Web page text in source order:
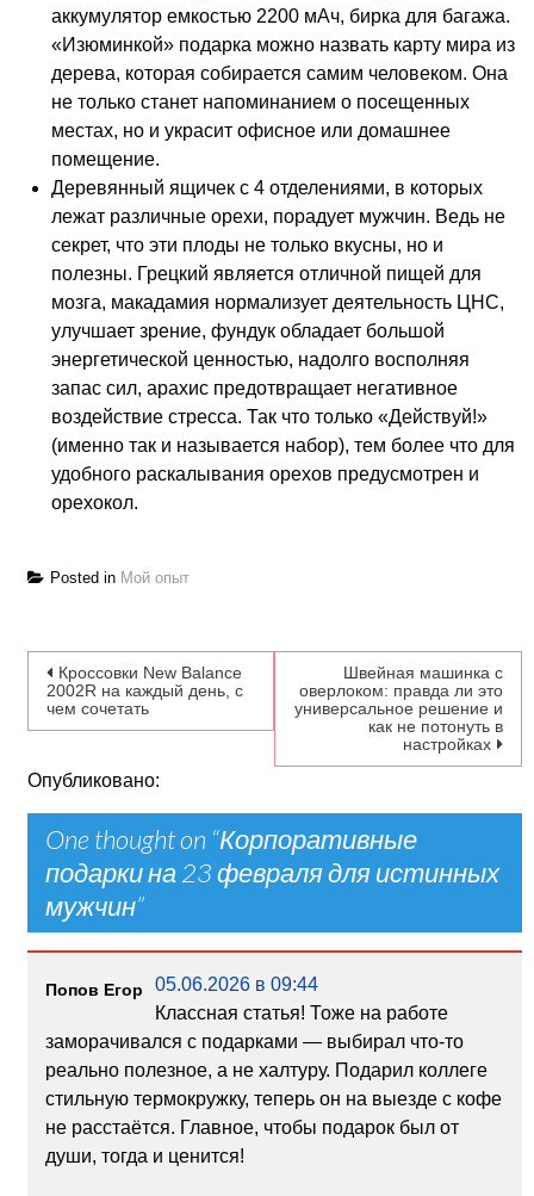
аккумулятор емкостью 2200 мАч, бирка для багажа.
«Изюминкой» подарка можно назвать карту мира из
дерева, которая собирается самим человеком. Она
не только станет напоминанием о посещенных
местах, но и украсит офисное или домашнее
помещение.
Деревянный ящичек с 4 отделениями, в которых
лежат различные орехи, порадует мужчин. Ведь не
секрет, что эти плоды не только вкусны, но и
полезны. Грецкий является отличной пищей для
мозга, макадамия нормализует деятельность ЦНС,
улучшает зрение, фундук обладает большой
энергетической ценностью, надолго восполняя
запас сил, арахис предотвращает негативное
воздействие стресса. Так что только «Действуй!»
(именно так и называется набор), тем более что для
удобного раскалывания орехов предусмотрен и
орехокол.
Posted in Мой опыт
Навигация по записям
Кроссовки New Balance
2002R на каждый день, с
чем сочетать
Швейная машинка с
оверлоком: правда ли это
универсальное решение и
как не потонуть в
настройках
Опубликовано:
One thought on “Корпоративные
подарки на 23 февраля для истинных
мужчин”
Попов Егор
05.06.2026 в 09:44
Классная статья! Тоже на работе
заморачивался с подарками — выбирал что-то
реально полезное, а не халтуру. Подарил коллеге
стильную термокружку, теперь он на выезде с кофе
не расстаётся. Главное, чтобы подарок был от
души, тогда и ценится!